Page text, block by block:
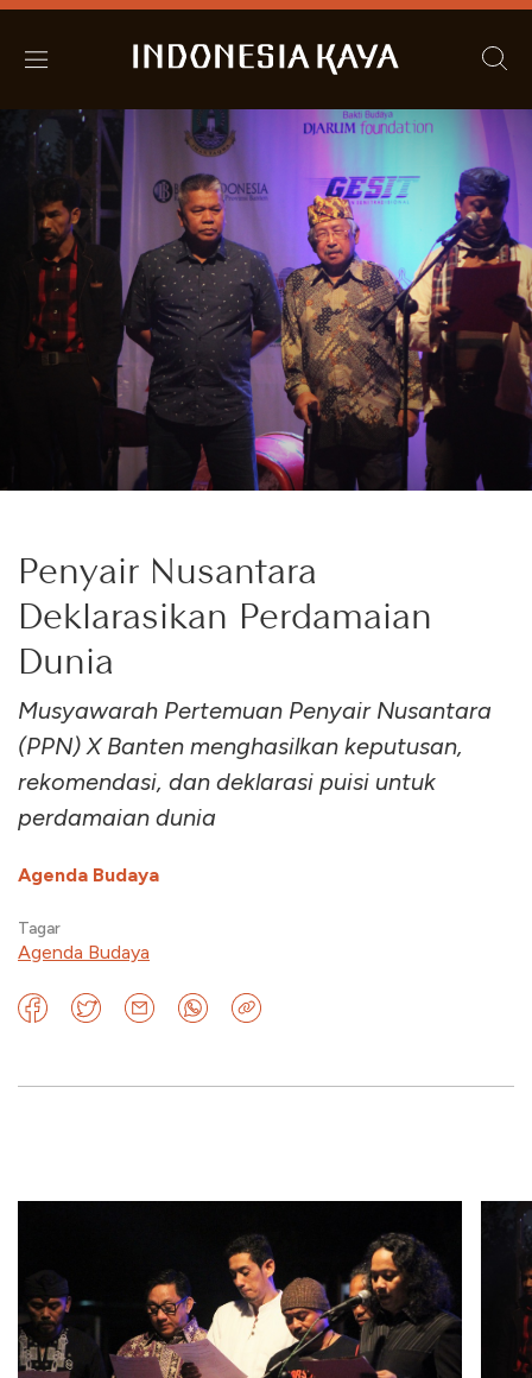
Penyair Nusantara
Deklarasikan Perdamaian
Dunia
Musyawarah Pertemuan Penyair Nusantara
(PPN) X Banten menghasilkan keputusan,
rekomendasi, dan deklarasi puisi untuk
perdamaian dunia
Agenda Budaya
Tagar
Agenda Budaya